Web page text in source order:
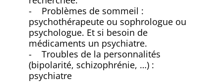
- Problèmes de sommeil :
psychothérapeute ou sophrologue ou
psychologue. Et si besoin de
médicaments un psychiatre.
- Troubles de la personnalités
(bipolarité, schizophrénie, …) :
psychiatre